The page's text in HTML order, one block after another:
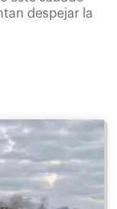
despejar la